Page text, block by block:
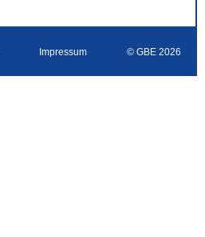
Impressum © GBE 2026